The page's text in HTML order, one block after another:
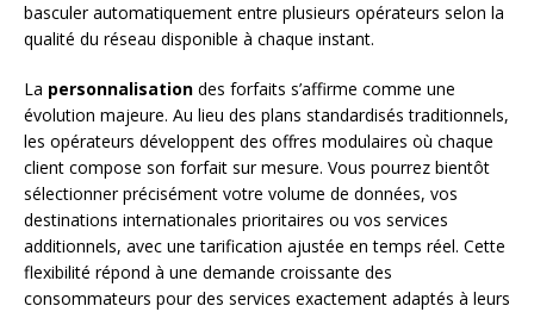
basculer automatiquement entre plusieurs opérateurs selon la
qualité du réseau disponible à chaque instant.
La personnalisation des forfaits s’affirme comme une
évolution majeure. Au lieu des plans standardisés traditionnels,
les opérateurs développent des offres modulaires où chaque
client compose son forfait sur mesure. Vous pourrez bientôt
sélectionner précisément votre volume de données, vos
destinations internationales prioritaires ou vos services
additionnels, avec une tarification ajustée en temps réel. Cette
flexibilité répond à une demande croissante des
consommateurs pour des services exactement adaptés à leurs